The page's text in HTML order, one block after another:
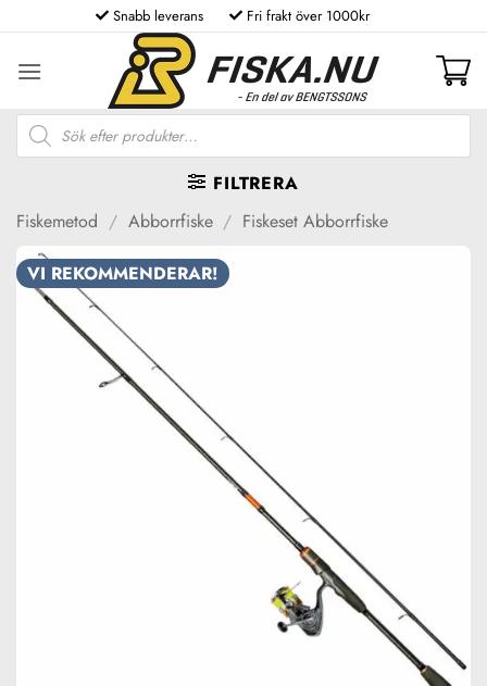
to
content
Snabb leverans Fri frakt över 1000kr
Produktsökning
FILTRERA
Fiskemetod / Abborrfiske / Fiskeset Abborrfiske
VI REKOMMENDERAR!